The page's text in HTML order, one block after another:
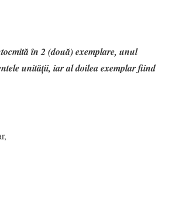
în 2 (două) exemplare, unul
unității, iar al doilea exemplar fiind